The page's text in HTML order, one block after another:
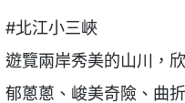
#北江小三峽
遊覽兩岸秀美的山川，
郁蔥蔥、峻美奇險、曲